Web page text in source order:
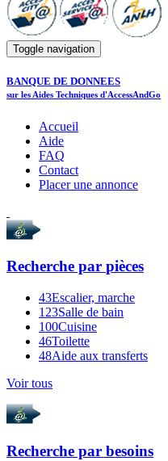
Toggle navigation
BANQUE DE DONNEES
sur les Aides Techniques d'AccessAndGo
Accueil
Aide
FAQ
Contact
Placer une annonce
Recherche par pièces
43Escalier, marche
123Salle de bain
100Cuisine
46Toilette
48Aide aux transferts
Voir tous
Recherche par besoins